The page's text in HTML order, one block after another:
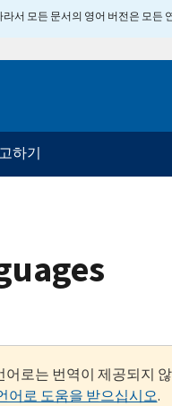
서 모든 문서의 영어 버전은 모든
하기
어로는 번역이 제공되지
어로 도움을 받으십시오.